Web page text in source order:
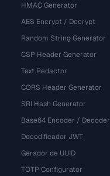
HMAC Generator
AES Encrypt / Decrypt
Random String Generator
CSP Header Generator
Text Redactor
CORS Header Generator
SRI Hash Generator
Base64 Encoder / Decoder
Decodificador JWT
Gerador de UUID
TOTP Configurator